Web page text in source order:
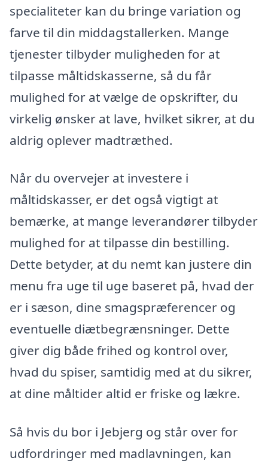
specialiteter kan du bringe variation og
farve til din middagstallerken. Mange
tjenester tilbyder muligheden for at
tilpasse måltidskasserne, så du får
mulighed for at vælge de opskrifter, du
virkelig ønsker at lave, hvilket sikrer, at du
aldrig oplever madtræthed.
Når du overvejer at investere i
måltidskasser, er det også vigtigt at
bemærke, at mange leverandører tilbyder
mulighed for at tilpasse din bestilling.
Dette betyder, at du nemt kan justere din
menu fra uge til uge baseret på, hvad der
er i sæson, dine smagspræferencer og
eventuelle diætbegrænsninger. Dette
giver dig både frihed og kontrol over,
hvad du spiser, samtidig med at du sikrer,
at dine måltider altid er friske og lækre.
Så hvis du bor i Jebjerg og står over for
udfordringer med madlavningen, kan